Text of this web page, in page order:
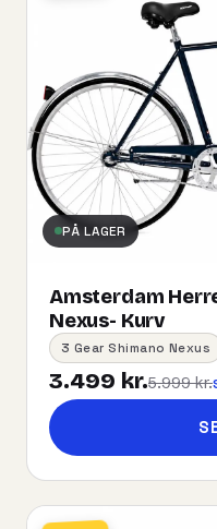
PÅ LAGER
Amsterdam
Nexus- Kurv
3 Gear Shimano Nexus
3.499 kr.5.999 kr.